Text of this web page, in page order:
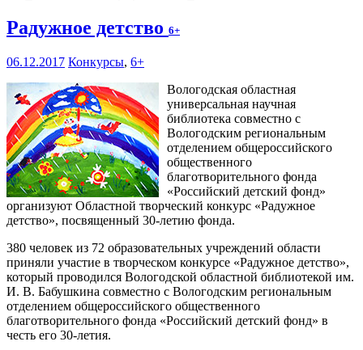
Радужное детство 6+
06.12.2017 Конкурсы, 6+
Вологодская областная
универсальная научная
библиотека совместно с
Вологодским региональным
отделением общероссийского
общественного
благотворительного фонда
«Российский детский фонд»
организуют Областной творческий конкурс «Радужное
детство», посвященный 30-летию фонда.
380 человек из 72 образовательных учреждений области
приняли участие в творческом конкурсе «Радужное детство»,
который проводился Вологодской областной библиотекой им.
И. В. Бабушкина совместно с Вологодским региональным
отделением общероссийского общественного
благотворительного фонда «Российский детский фонд» в
честь его 30-летия.